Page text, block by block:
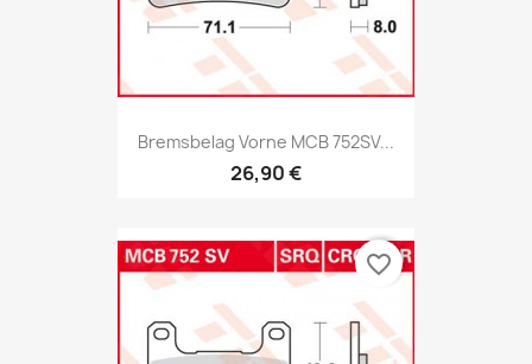
Bremsbelag Vorne MCB 752SV...
26,90 €
favorite_border